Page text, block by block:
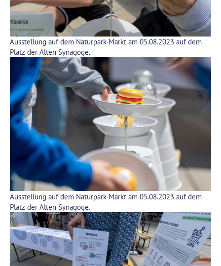
Ausstellung auf dem Naturpark-Markt am 05.08.2023 auf dem
Platz der Alten Synagoge.
Ausstellung auf dem Naturpark-Markt am 05.08.2023 auf dem
Platz der Alten Synagoge.